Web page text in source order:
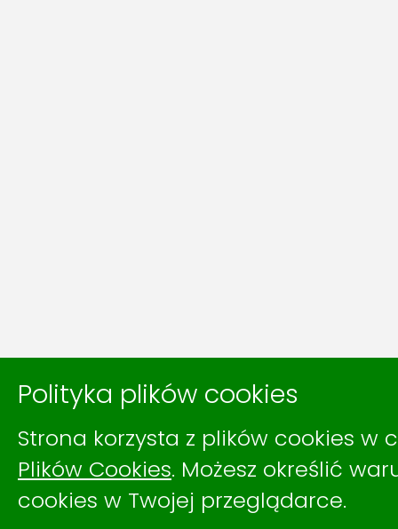
Polityka plików cookies
Strona korzysta z plików cookies w
Plików Cookies. Możesz określić
cookies w Twojej przeglądarce.